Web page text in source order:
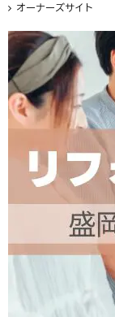
オーナーズサイト